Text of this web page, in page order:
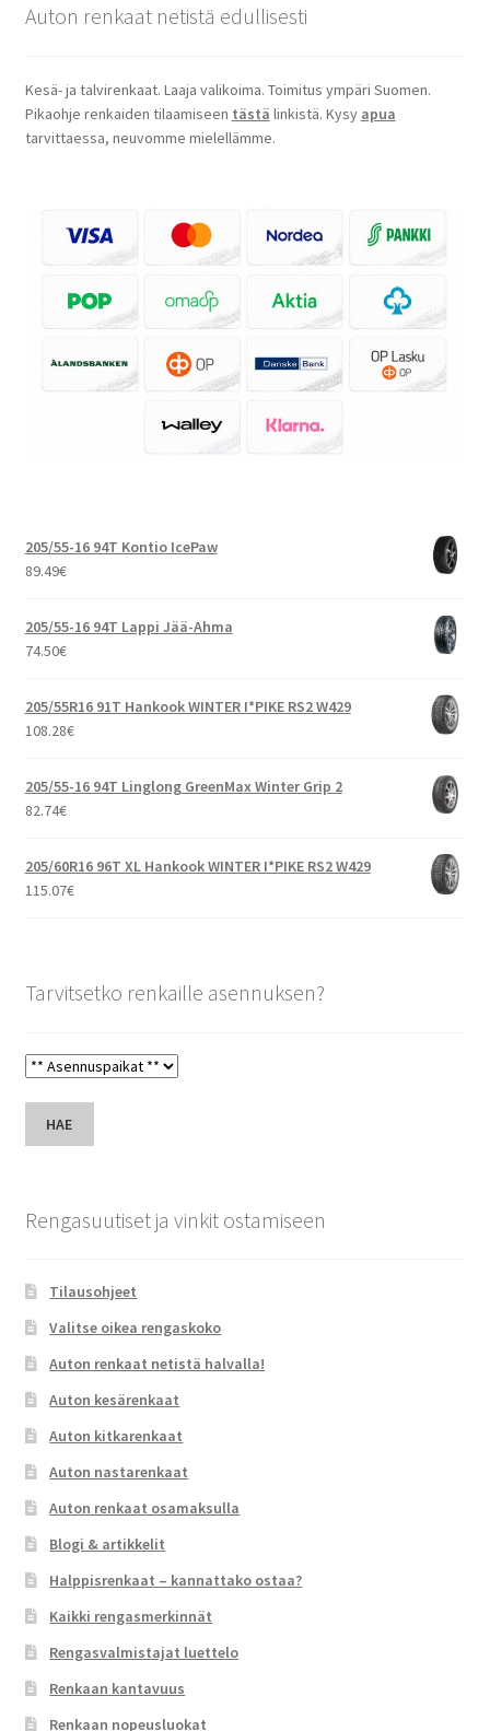
Auton renkaat netistä edullisesti
Kesä- ja talvirenkaat. Laaja valikoima. Toimitus ympäri Suomen.
Pikaohje renkaiden tilaamiseen tästä linkistä. Kysy apua
tarvittaessa, neuvomme mielellämme.
205/55-16 94T Kontio IcePaw
89.49€
205/55-16 94T Lappi Jää-Ahma
74.50€
205/55R16 91T Hankook WINTER I*PIKE RS2 W429
108.28€
205/55-16 94T Linglong GreenMax Winter Grip 2
82.74€
205/60R16 96T XL Hankook WINTER I*PIKE RS2 W429
115.07€
Tarvitsetko renkaille asennuksen?
HAE
Rengasuutiset ja vinkit ostamiseen
Tilausohjeet
Valitse oikea rengaskoko
Auton renkaat netistä halvalla!
Auton kesärenkaat
Auton kitkarenkaat
Auton nastarenkaat
Auton renkaat osamaksulla
Blogi & artikkelit
Halppisrenkaat – kannattako ostaa?
Kaikki rengasmerkinnät
Rengasvalmistajat luettelo
Renkaan kantavuus
Renkaan nopeusluokat